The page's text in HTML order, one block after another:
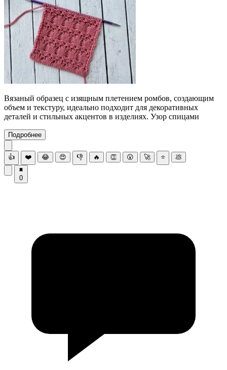
Вязаный образец с изящным плетением ромбов, создающим
объем и текстуру, идеально подходит для декоративных
деталей и стильных акцентов в изделиях. Узор спицами
Подробнее
👍 ❤️ 😂 😍 👎 🔥 👏 😮 🚀 ⭐ 💩
0